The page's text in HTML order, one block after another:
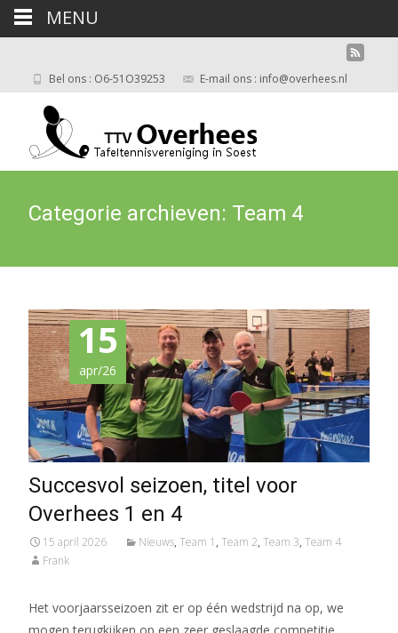
Bel ons : O6-51O39253 E-mail ons : info@overhees.nl
Categorie archieven: Team 4
15
apr/26
Succesvol seizoen, titel voor
Overhees 1 en 4
15 april 2026 Nieuws, Team 1 , Team 2, Team 3, Team 4
Frank
Het voorjaarsseizoen zit er op één wedstrijd na op, we
mogen terugkijken op een zeer geslaagde competitie.
MENU